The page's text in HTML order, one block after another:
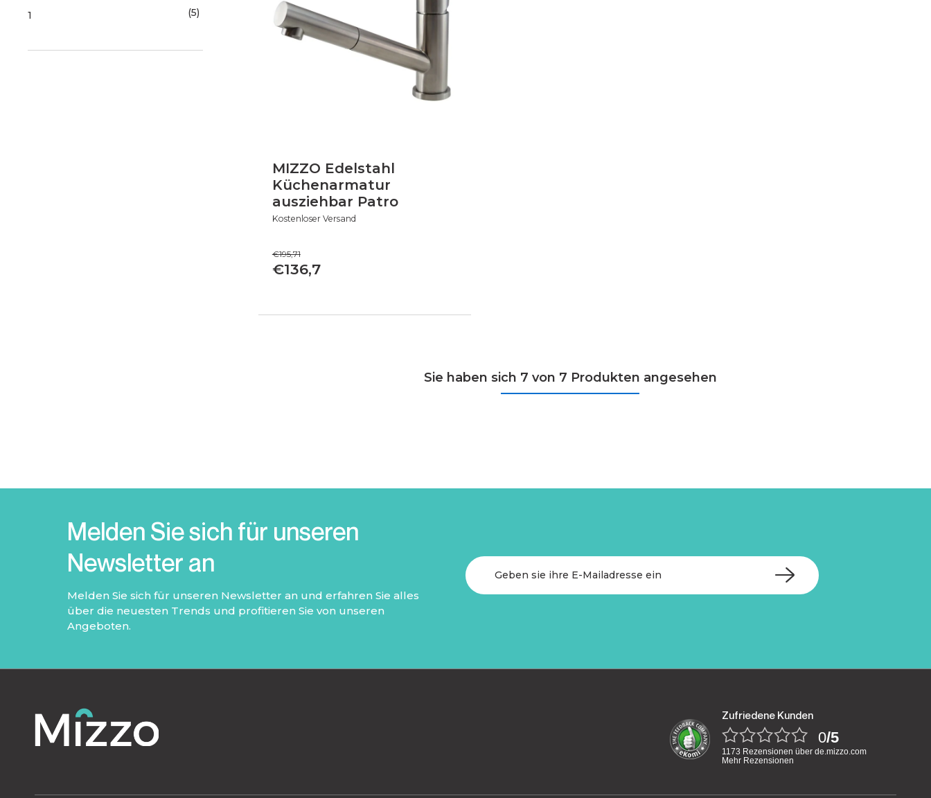
1 5
MIZZO Edelstahl
Küchenarmatur
ausziehbar Patro
Kostenloser Versand
€136,7
€195,71
Sie haben sich 7 von 7 Produkten angesehen
Melden Sie sich für unseren
Newsletter an
Melden Sie sich für unseren Newsletter an und erfahren Sie alles
über die neuesten Trends und profitieren Sie von unseren
Angeboten.
Zufriedene Kunden
0/5
1173 Rezensionen über de.mizzo.com
Mehr Rezensionen